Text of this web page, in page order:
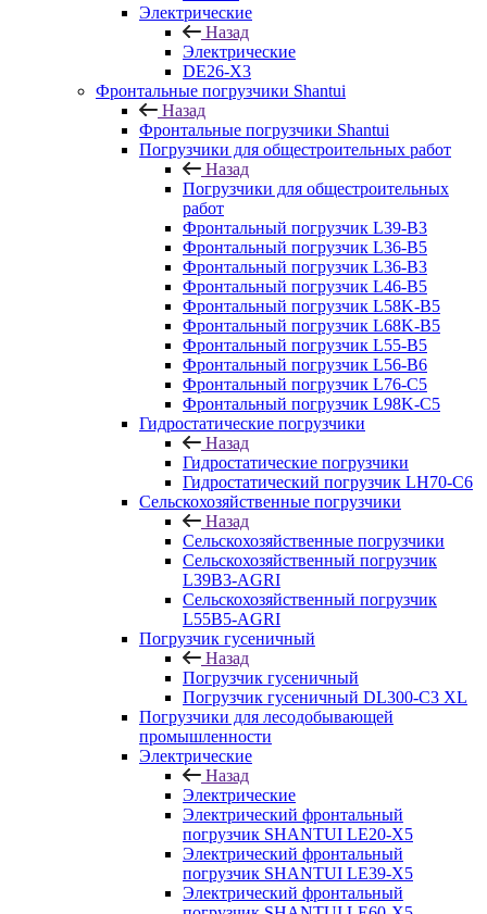
Электрические
Назад
Электрические
DE26-X3
Фронтальные погрузчики Shantui
Назад
Фронтальные погрузчики Shantui
Погрузчики для общестроительных работ
Назад
Погрузчики для общестроительных
работ
Фронтальный погрузчик L39-B3
Фронтальный погрузчик L36-B5
Фронтальный погрузчик L36-B3
Фронтальный погрузчик L46-B5
Фронтальный погрузчик L58K-B5
Фронтальный погрузчик L68K-B5
Фронтальный погрузчик L55-B5
Фронтальный погрузчик L56-B6
Фронтальный погрузчик L76-С5
Фронтальный погрузчик L98K-C5
Гидростатические погрузчики
Назад
Гидростатические погрузчики
Гидростатический погрузчик LH70-C6
Сельскохозяйственные погрузчики
Назад
Сельскохозяйственные погрузчики
Сельскохозяйственный погрузчик
L39B3-AGRI
Сельскохозяйственный погрузчик
L55B5-AGRI
Погрузчик гусеничный
Назад
Погрузчик гусеничный
Погрузчик гусеничный DL300-C3 XL
Погрузчики для лесодобывающей
промышленности
Электрические
Назад
Электрические
Электрический фронтальный
погрузчик SHANTUI LE20-X5
Электрический фронтальный
погрузчик SHANTUI LE39-X5
Электрический фронтальный